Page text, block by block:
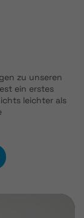
zu unseren
ein erstes
leichter als